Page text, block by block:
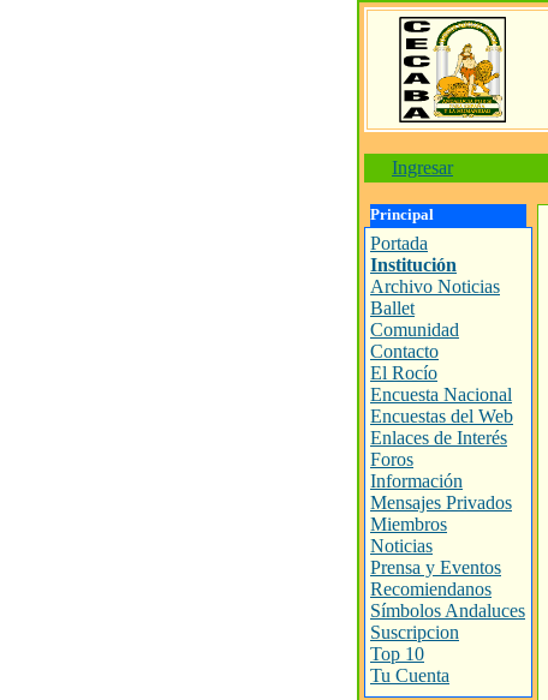
Ingresar
Principal
Portada
Institución
Archivo Noticias
Ballet
Comunidad
Contacto
El Rocío
Encuesta Nacional
Encuestas del Web
Enlaces de Interés
Foros
Información
Mensajes Privados
Miembros
Noticias
Prensa y Eventos
Recomiendanos
Símbolos Andaluces
Suscripcion
Top 10
Tu Cuenta